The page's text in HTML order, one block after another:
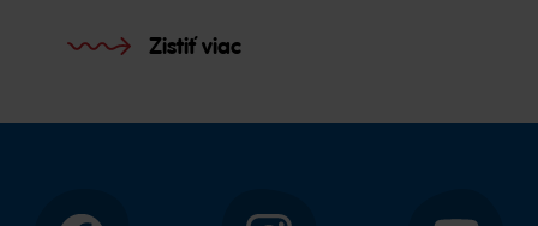
Zistiť viac